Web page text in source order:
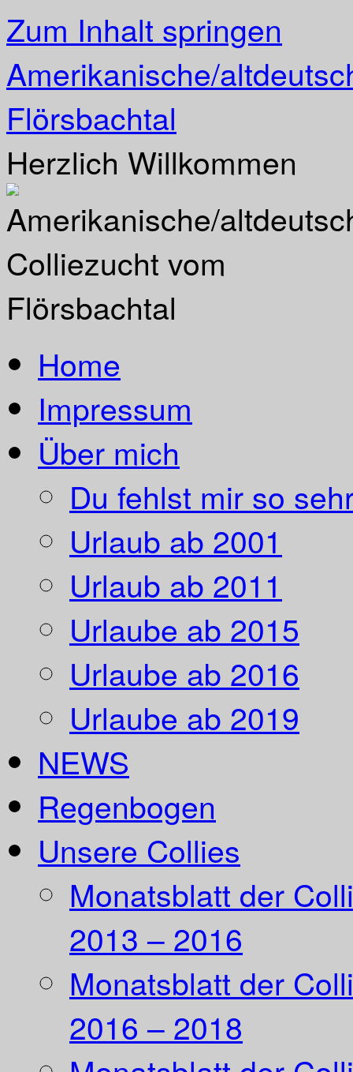
Zum Inhalt springen
Amerikanische/
Flörsbachtal
Herzlich Willkommen
Home
Impressum
Über mich
Du fehlst mir so
Urlaub ab 2001
Urlaub ab 2011
Urlaube ab 2015
Urlaube ab 2016
Urlaube ab 2019
NEWS
Regenbogen
Unsere Collies
Monatsblatt der
2013 – 2016
Monatsblatt der
2016 – 2018